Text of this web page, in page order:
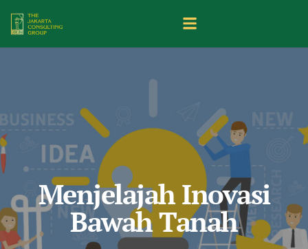
Menjelajah Inovasi
Bawah Tanah